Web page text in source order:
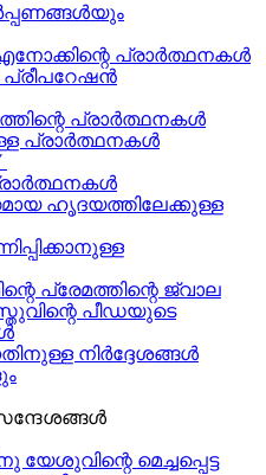
പ്രാർത്ഥനകള്‍
പ്രാർത്ഥനകള്‍
പ്രാർത്ഥനകൾ
ഹൃദയത്തിലേക്കുള്ള
പ്രേമത്തിന്റെ ജ്വാല
പീഡയുടെ
നിർദ്ദേശങ്ങൾ
മെച്ചപ്പെട്ട